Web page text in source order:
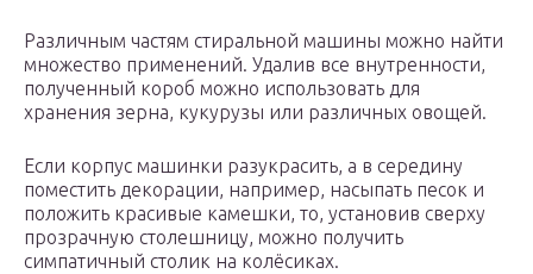
Различным частям стиральной машины можно найти
множество применений. Удалив все внутренности,
полученный короб можно использовать для
хранения зерна, кукурузы или различных овощей.
Если корпус машинки разукрасить, а в середину
поместить декорации, например, насыпать песок и
положить красивые камешки, то, установив сверху
прозрачную столешницу, можно получить
симпатичный столик на колёсиках.